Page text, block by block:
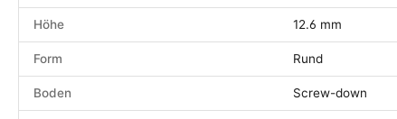
Höhe 12.6 mm
Form Rund
Boden Screw-down